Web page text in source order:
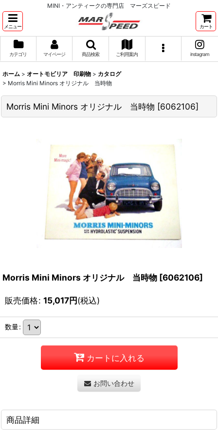
MINI・アンティークの専門店 マーズスピード
メニュー カート
カテゴリ マイページ 商品検索 ご利用案内 instagram
ホーム > オートモビリア 印刷物 > カタログ
> Morris Mini Minors オリジナル 当時物
Morris Mini Minors オリジナル 当時物 [6062106]
Morris Mini Minors オリジナル 当時物 [6062106]
販売価格: 15,017円(税込)
数量:
カートに入れる
お問い合わせ
商品詳細